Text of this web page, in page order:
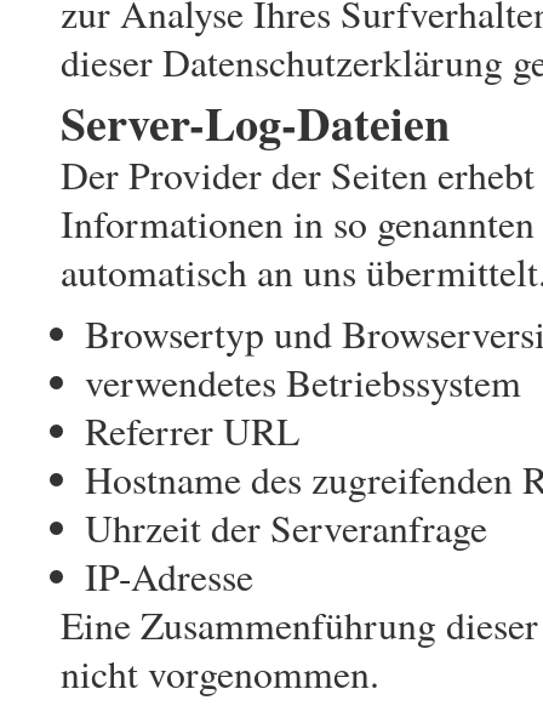
zur Analyse Ihres
dieser Datenschutzerklärung
Server-Log-Dateien
Der Provider der Seiten
Informationen in so
automatisch an uns
Browsertyp und
verwendetes Betriebssystem
Referrer URL
Hostname des zugreifenden
Uhrzeit der Serveranfrage
IP-Adresse
Eine Zusammenführung
nicht vorgenommen.